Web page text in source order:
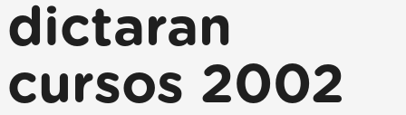
dictaran
cursos 2002